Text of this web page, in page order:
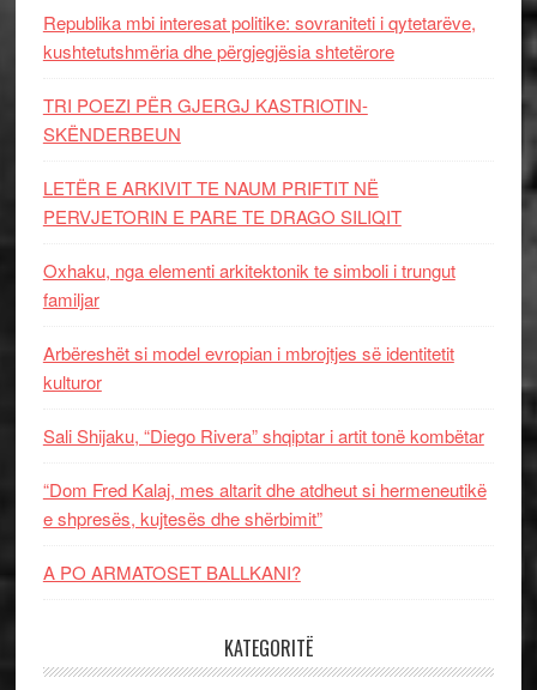
Republika mbi interesat politike: sovraniteti i qytetarëve,
kushtetutshmëria dhe përgjegjësia shtetërore
TRI POEZI PËR GJERGJ KASTRIOTIN-
SKËNDERBEUN
LETËR E ARKIVIT TE NAUM PRIFTIT NË
PERVJETORIN E PARE TE DRAGO SILIQIT
Oxhaku, nga elementi arkitektonik te simboli i trungut
familjar
Arbëreshët si model evropian i mbrojtjes së identitetit
kulturor
Sali Shijaku, “Diego Rivera” shqiptar i artit tonë kombëtar
“Dom Fred Kalaj, mes altarit dhe atdheut si hermeneutikë
e shpresës, kujtesës dhe shërbimit”
A PO ARMATOSET BALLKANI?
KATEGORITË